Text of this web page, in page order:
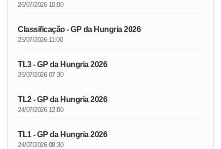
26/07/2026 10:00
Classificação - GP da Hungria 2026
25/07/2026 11:00
TL3 - GP da Hungria 2026
25/07/2026 07:30
TL2 - GP da Hungria 2026
24/07/2026 12:00
TL1 - GP da Hungria 2026
24/07/2026 08:30